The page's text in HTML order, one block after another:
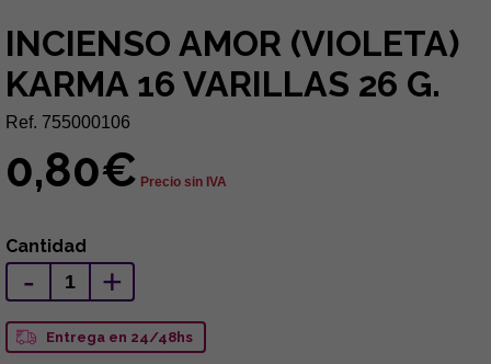
INCIENSO AMOR (VIOLETA)
KARMA 16 VARILLAS 26 G.
Ref. 755000106
0,80€ Precio sin IVA
Cantidad
- +
Entrega en 24/48hs